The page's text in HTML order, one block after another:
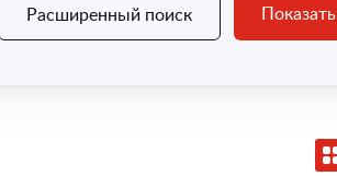
Расширенный поиск Показать